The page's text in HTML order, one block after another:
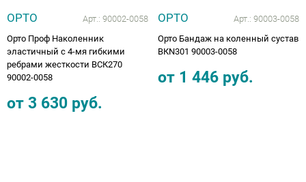
ОРТО Арт.: 90002-0058
Орто Проф Наколенник
эластичный с 4-мя гибкими
ребрами жесткости ВСК270
90002-0058
от 3 630 руб.
ОРТО Арт.: 90003-0058
Орто Бандаж на коленный сустав
ВКN301 90003-0058
от 1 446 руб.
ОПОРЫ, ВЕРТИКАЛИЗАТОРЫ, Оборудование
для ЛФК
Одежда ортопедическая (адаптивная) для
инвалидов